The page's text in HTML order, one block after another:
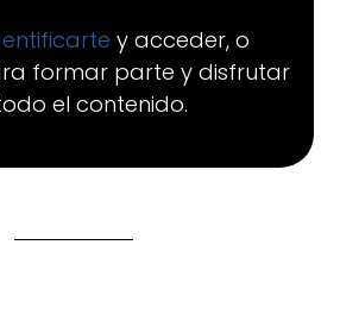
y acceder, o
formar parte y disfrutar
el contenido.